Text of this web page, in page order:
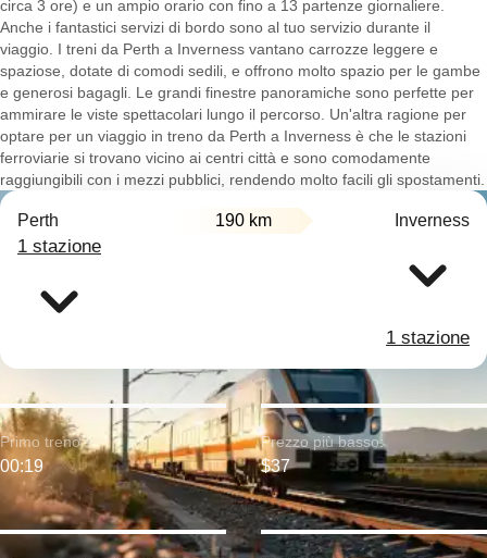
circa 3 ore) e un ampio orario con fino a 13 partenze giornaliere.
Anche i fantastici servizi di bordo sono al tuo servizio durante il
viaggio. I treni da Perth a Inverness vantano carrozze leggere e
spaziose, dotate di comodi sedili, e offrono molto spazio per le gambe
e generosi bagagli. Le grandi finestre panoramiche sono perfette per
ammirare le viste spettacolari lungo il percorso. Un'altra ragione per
optare per un viaggio in treno da Perth a Inverness è che le stazioni
ferroviarie si trovano vicino ai centri città e sono comodamente
raggiungibili con i mezzi pubblici, rendendo molto facili gli spostamenti.
Perth 190 km Inverness
1 stazione
1 stazione
Primo treno:
00:19
Prezzo più basso:
$37